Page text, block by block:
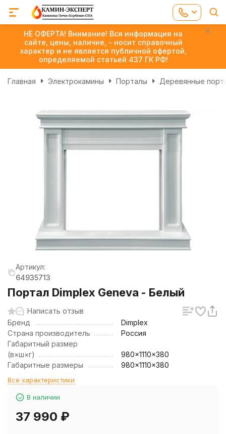
НЕ ОФЕРТА! Внимание! Вся информация на
сайте, цены, наличие, - носит справочный
характер и не является публичной офертой,
определяемой статьей 437 ГК РФ!
Главная Электрокамины Порталы Деревянные
Артикул:
64935713
Портал Dimplex Geneva - Белый
Написать отзыв
Бренд
Dimplex
Страна производитель
Россия
Габаритный размер
(в×ш×г)
980x1110x380
Габаритные размеры
980x1110x380
Все характеристики
В наличии
37 990 ₽